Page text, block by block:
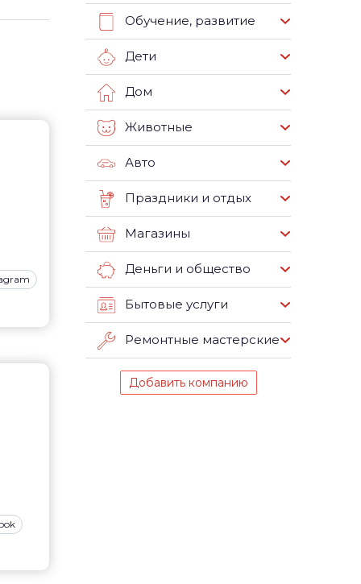
Обучение, развитие
Дети
Дом
Животные
Авто
Праздники и отдых
Магазины
Деньги и общество
Бытовые услуги
Ремонтные мастерские
Добавить компанию